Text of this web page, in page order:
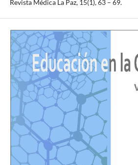
Revista Médica La Paz, 15(1), 63 – 69.